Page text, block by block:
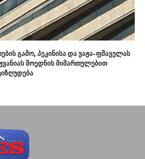
გამო, პეკინისა და ვაჟა-ფშაველას
მოედნის მიმართულებით